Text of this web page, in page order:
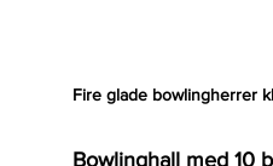
Fire glade bowlingherrer
Bowlinghall med 10